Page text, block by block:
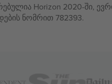
Horizon 2020-ში,
ნომრით 782393.